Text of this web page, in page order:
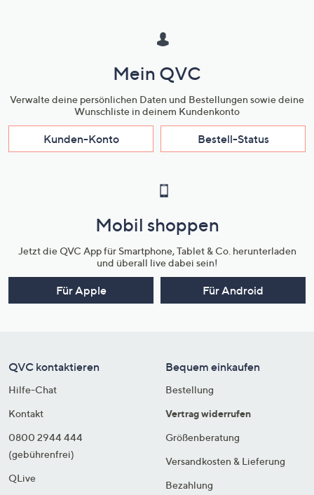
Mein QVC
Verwalte deine persönlichen Daten und Bestellungen sowie deine
Wunschliste in deinem Kundenkonto
Kunden-Konto Bestell-Status
Mobil shoppen
Jetzt die QVC App für Smartphone, Tablet & Co. herunterladen
und überall live dabei sein!
Für Apple Für Android
QVC kontaktieren
Hilfe-Chat
Kontakt
0800 2944 444
(gebührenfrei)
QLive
Bequem einkaufen
Bestellung
Vertrag widerrufen
Größenberatung
Versandkosten & Lieferung
Bezahlung